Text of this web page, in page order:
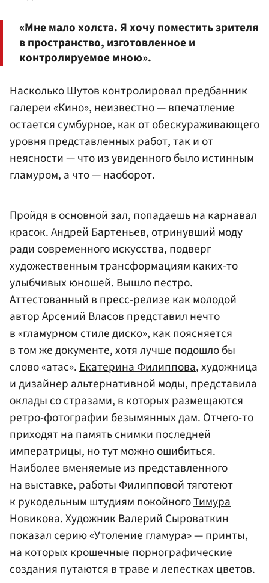
«Мне мало холста. Я хочу поместить зрителя
в пространство, изготовленное и
контролируемое мною».
Насколько Шутов контролировал предбанник
галереи «Кино», неизвестно — впечатление
остается сумбурное, как от обескураживающего
уровня представленных работ, так и от
неясности — что из увиденного было истинным
гламуром, а что — наоборот.
Пройдя в основной зал, попадаешь на карнавал
красок. Андрей Бартеньев, отринувший моду
ради современного искусства, подверг
художественным трансформациям каких-то
улыбчивых юношей. Вышло пестро.
Аттестованный в пресс-релизе как молодой
автор Арсений Власов представил нечто
в «гламурном стиле диско», как поясняется
в том же документе, хотя лучше подошло бы
слово «атас».Екатерина Филиппова, художница
и дизайнер альтернативной моды, представила
оклады со стразами, в которых размещаются
ретро-фотографии безымянных дам. Отчего-то
приходят на память снимки последней
императрицы, но тут можно ошибиться.
Наиболее вменяемые из представленного
на выставке, работы Филипповой тяготеют
к рукодельным штудиям покойногоТимура
Новикова. ХудожникВалерий Сыроваткин
показал серию «Утоление гламура» — принты,
на которых крошечные порнографические
создания путаются в траве и лепестках цветов.